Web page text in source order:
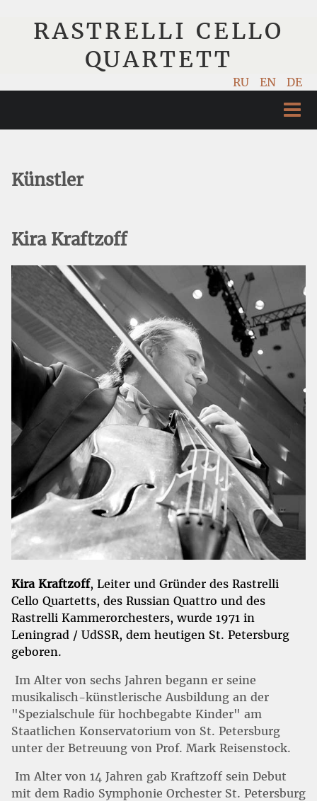
RASTRELLI CELLO
QUARTETT
RU EN DE
NÄCHSTE EVENTS
MUSIK
FOTOS
VIDEO
KONTAKT
SHOP
Künstler
Kira Kraftzoff
Kira Kraftzoff, Leiter und Gründer des Rastrelli
Cello Quartetts, des Russian Quattro und des
Rastrelli Kammerorchesters, wurde 1971 in
Leningrad / UdSSR, dem heutigen St. Petersburg
geboren.
Im Alter von sechs Jahren begann er seine
musikalisch-künstlerische Ausbildung an der
"Spezialschule für hochbegabte Kinder" am
Staatlichen Konservatorium von St. Petersburg
unter der Betreuung von Prof. Mark Reisenstock.
Im Alter von 14 Jahren gab Kraftzoff sein Debut
mit dem Radio Symphonie Orchester St. Petersburg